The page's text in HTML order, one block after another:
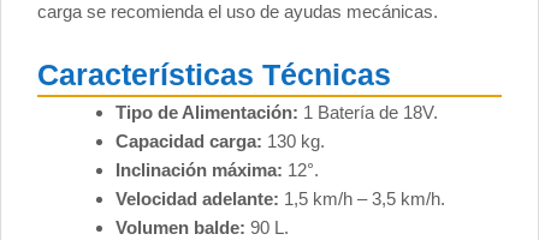
carga se recomienda el uso de ayudas mecánicas.
Características Técnicas
Tipo de Alimentación: 1 Batería de 18V.
Capacidad carga: 130 kg.
Inclinación máxima: 12°.
Velocidad adelante: 1,5 km/h – 3,5 km/h.
Volumen balde: 90 L.